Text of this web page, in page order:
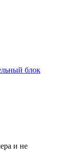
блок
и не